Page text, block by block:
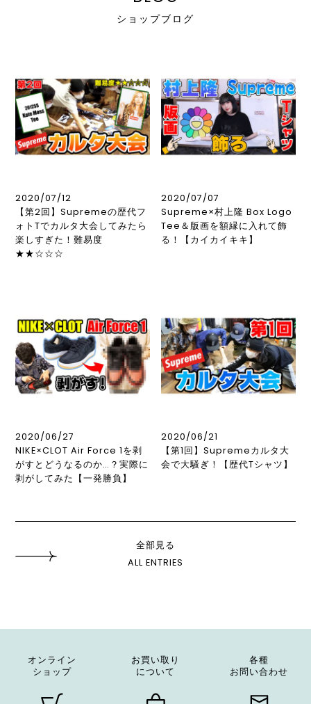
ショップブログ
2020/07/12
【第2回】Supremeの歴代フ
ォトTでカルタ大会してみたら
楽しすぎた！難易度
★★☆☆☆
2020/07/07
Supreme×村上隆 Box Logo
Tee＆版画を額縁に入れて飾
る！【カイカイキキ】
2020/06/27
NIKE×CLOT Air Force 1を剥
がすとどうなるのか…？実際に
剥がしてみた【一発勝負】
2020/06/21
【第1回】Supremeカルタ大
会で大騒ぎ！【歴代Tシャツ】
全部見る
ALL ENTRIES
オンライン
ショップ
お買い取り
について
各種
お問い合わせ